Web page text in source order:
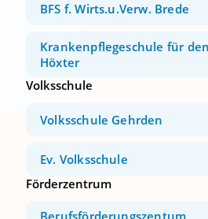
BFS f. Wirts.u.Verw. Brede
Krankenpflegeschule für
Höxter
Volksschule
Volksschule Gehrden
Ev. Volksschule
Förderzentrum